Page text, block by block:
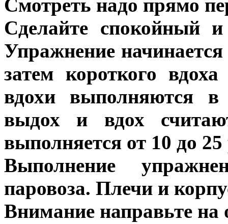
Смотреть надо прямо
Сделайте спокойный
Упражнение начинается
затем короткого
вдохи выполняются
выдох и вдох
выполняется от 10 до 25
Выполнение
паровоза. Плечи и
Внимание направьте на